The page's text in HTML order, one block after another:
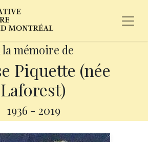
la mémoire de
Piquette (née
Laforest)
1936 - 2019